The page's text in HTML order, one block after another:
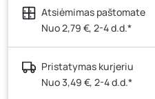
Kauno r., Narsiečių k.,
vienetai
Šilutės pl. 83A,
Pramonės g. 7, Šiauliai
Klaipėdos g. 170R,
Atsiėmimas paštomate
Nuo 2,79 €, 2-4 d.d.*
Pristatymas kurjeriu
Nuo 3,49 €, 2-4 d.d.*